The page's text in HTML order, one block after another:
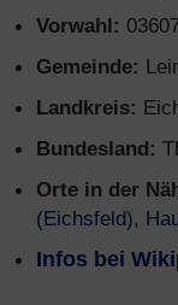
Vorwahl:
Gemeinde:
Landkreis:
Bundesland:
Orte in der
(Eichsfeld),
Infos bei